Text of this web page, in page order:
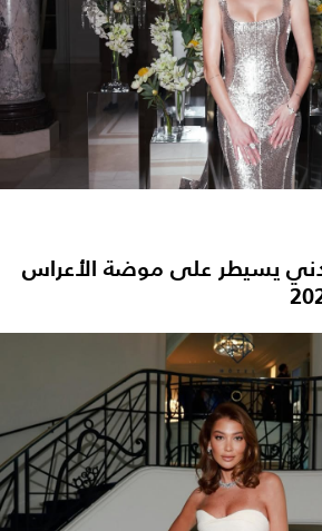
يسيطر على موضة الأعراس